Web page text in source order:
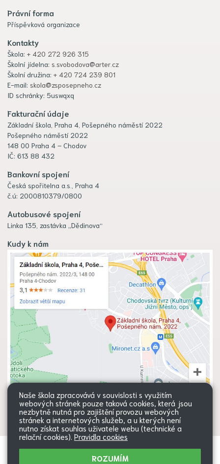
Právní forma
Příspěvková organizace
Kontakty
Škola: + 420 272 926 315
Školní jídelna: s.svobodova@arter.cz
Školní družina: + 420 724 239 801
E-mail: skola@zsposepneho.cz
ID schránky: 5uswqxq
Fakturační údaje
Základní škola, Praha 4, Pošepného náměstí 2022
Pošepného náměstí 2022
148 00 Praha 4 – Chodov
IČ: 613 88 432
Bankovní spojení
Česká spořitelna a.s., Praha 4
č.ú: 2000810379/0800
Autobusové spojení
Linka 135, zastávka „Dědinova“
Kudy k nám
Všechna práva vyhrazena. Copyright
|Přihlásit|
Web školy
Naše škola zpracovává v souvislosti s využitím
webových stránek pouze taková cookies, která jsou
nezbytně nutná pro zajištění provozu webových
stránek a internetových služeb, a u kterých není
nutno získat souhlas uživatele webu (technické a
relační cookies). Pravidla cookies
ROZUMÍM